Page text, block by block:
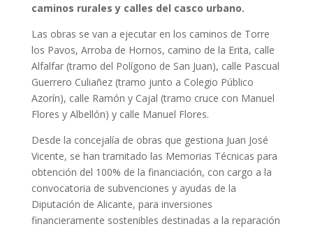
caminos rurales y calles del casco urbano.
Las obras se van a ejecutar en los caminos de Torre
los Pavos, Arroba de Hornos, camino de la Erita, calle
Alfalfar (tramo del Polígono de San Juan), calle Pascual
Guerrero Culiañez (tramo junto a Colegio Público
Azorín), calle Ramón y Cajal (tramo cruce con Manuel
Flores y Albellón) y calle Manuel Flores.
Desde la concejalía de obras que gestiona Juan José
Vicente, se han tramitado las Memorias Técnicas para
obtención del 100% de la financiación, con cargo a la
convocatoria de subvenciones y ayudas de la
Diputación de Alicante, para inversiones
financieramente sostenibles destinadas a la reparación